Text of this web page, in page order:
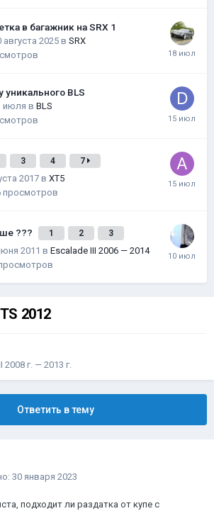
в багажник на SRX 1
августа 2025 в SRX
BLS
июля в BLS
3 4 7
2017 в XT5
просмотров
??? 1 2 3
2011 в Escalade III 2006 — 2014
2012
2008 г. — 2013 г.
Ответить в тему
30 января 2023
подходит ли раздатка от купе с